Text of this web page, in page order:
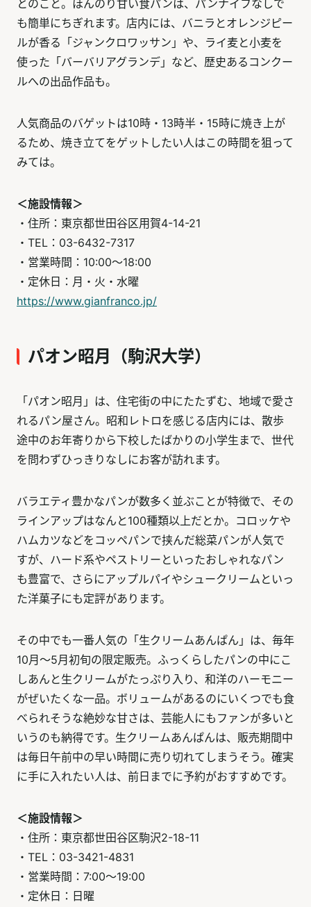
とのこと。ほんのり甘い食パンは、パンナイフなしで
も簡単にちぎれます。店内には、バニラとオレンジピー
ルが香る「ジャンクロワッサン」や、ライ麦と小麦を
使った「バーバリアグランデ」など、歴史あるコンクー
ルへの出品作品も。
人気商品のバゲットは10時・13時半・15時に焼き上が
るため、焼き立てをゲットしたい人はこの時間を狙って
みては。
＜施設情報＞
・住所：東京都世田谷区用賀4-14-21
・TEL：03-6432-7317
・営業時間：10:00～18:00
・定休日：月・火・水曜
https://www.gianfranco.jp/
パオン昭月（駒沢大学）
「パオン昭月」は、住宅街の中にたたずむ、地域で愛さ
れるパン屋さん。昭和レトロを感じる店内には、散歩
途中のお年寄りから下校したばかりの小学生まで、世代
を問わずひっきりなしにお客が訪れます。
バラエティ豊かなパンが数多く並ぶことが特徴で、その
ラインアップはなんと100種類以上だとか。コロッケや
ハムカツなどをコッペパンで挟んだ総菜パンが人気で
すが、ハード系やペストリーといったおしゃれなパン
も豊富で、さらにアップルパイやシュークリームといっ
た洋菓子にも定評があります。
その中でも一番人気の「生クリームあんぱん」は、毎年
10月～5月初旬の限定販売。ふっくらしたパンの中にこ
しあんと生クリームがたっぷり入り、和洋のハーモニー
がぜいたくな一品。ボリュームがあるのにいくつでも食
べられそうな絶妙な甘さは、芸能人にもファンが多いと
いうのも納得です。生クリームあんぱんは、販売期間中
は毎日午前中の早い時間に売り切れてしまうそう。確実
に手に入れたい人は、前日までに予約がおすすめです。
＜施設情報＞
・住所：東京都世田谷区駒沢2-18-11
・TEL：03-3421-4831
・営業時間：7:00～19:00
・定休日：日曜